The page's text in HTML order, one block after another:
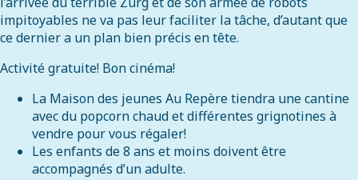
impitoyables ne va pas leur faciliter la tâche, d’autant que
ce dernier a un plan bien précis en tête.
Activité gratuite! Bon cinéma!
La Maison des jeunes Au Repère tiendra une cantine
avec du popcorn chaud et différentes grignotines à
vendre pour vous régaler!
Les enfants de 8 ans et moins doivent être
accompagnés d’un adulte.